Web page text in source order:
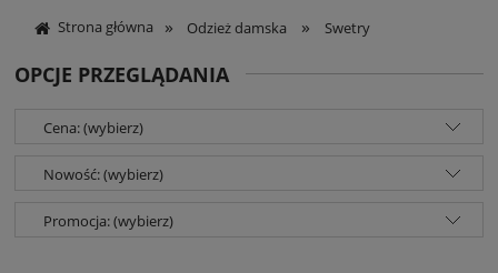
Strona główna » Odzież damska » Swetry
OPCJE PRZEGLĄDANIA
Cena: (wybierz)
Nowość: (wybierz)
Promocja: (wybierz)